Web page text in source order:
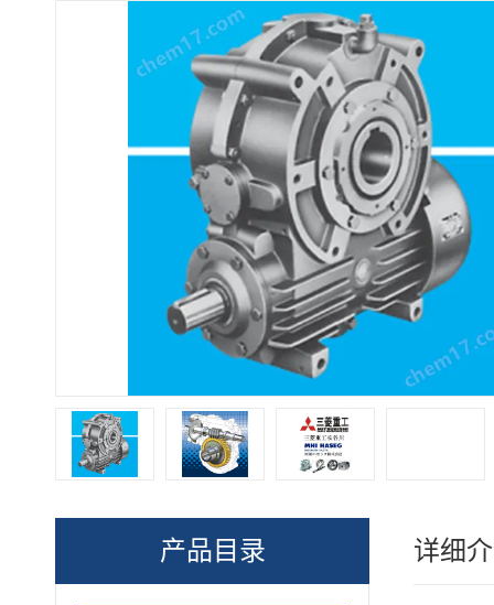
产品目录 详细